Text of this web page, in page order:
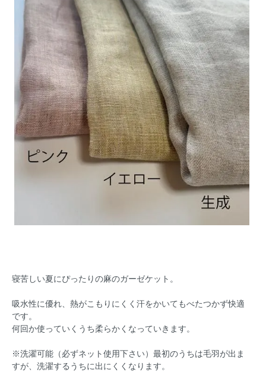
寝苦しい夏にぴったりの麻のガーゼケット。
吸水性に優れ、熱がこもりにくく汗をかいてもべたつかず快適
です。
何回か使っていくうち柔らかくなっていきます。
※洗濯可能（必ずネット使用下さい）最初のうちは毛羽が出ま
すが、洗濯するうちに出にくくなります。